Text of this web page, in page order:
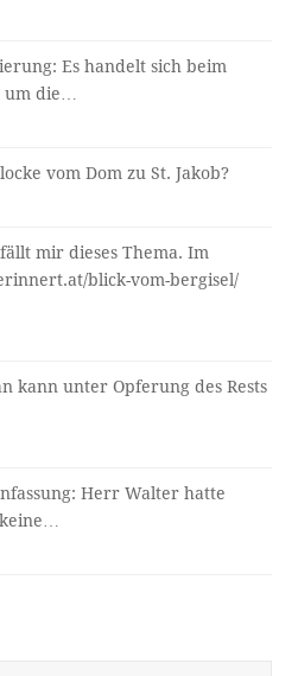
Es handelt sich beim
die…
vom Dom zu St. Jakob?
mir dieses Thema. Im
blick-vom-bergisel/
kann unter Opferung des Rests
Herr Walter hatte